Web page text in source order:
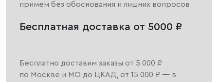
примем без обоснования и лишних вопросов
Бесплатная доставка от 5000 ₽
Бесплатно доставим заказы от 5 000 ₽
по Москве и МО до ЦКАД, от 15 000 ₽ — в